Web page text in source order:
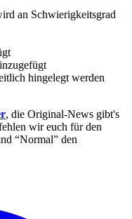
an Schwierigkeitsgrad
hingelegt werden
, die Original-News gibt's
wir euch für den
“Normal” den